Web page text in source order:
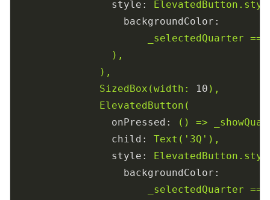
style:
backgroundColor:
_selectedQuarter ==
),
),
SizedBox(width:
10 ),
ElevatedButton(
onPressed:
() =>
child:
Text('3Q'),
style:
backgroundColor:
_selectedQuarter ==